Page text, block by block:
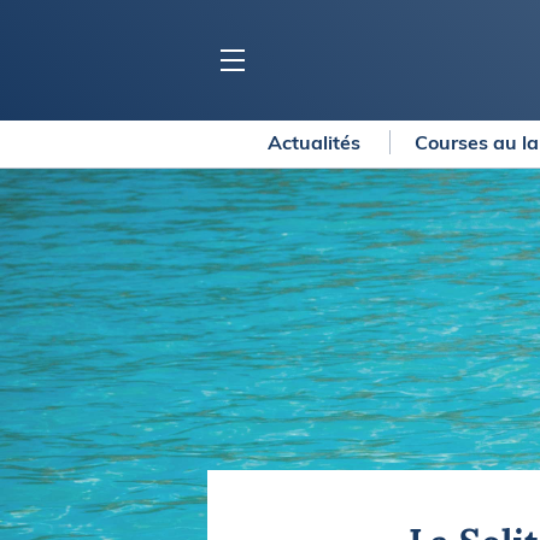
BLOC MARINE
Ports
Carnets de voyage
Dossiers de la rédaction
Collection Bloc Marine
Application Bloc Marine
Règlementation
BATEAUX
Actualités Courses au